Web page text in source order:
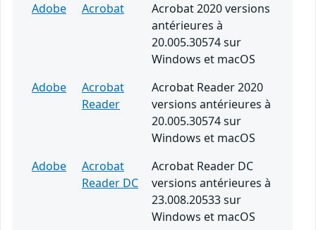
Adobe
Acrobat
Acrobat 2020 versions
antérieures à
20.005.30574 sur
Windows et macOS
Adobe
Acrobat
Reader
Acrobat Reader 2020
versions antérieures à
20.005.30574 sur
Windows et macOS
Adobe
Acrobat
Reader DC
Acrobat Reader DC
versions antérieures à
23.008.20533 sur
Windows et macOS